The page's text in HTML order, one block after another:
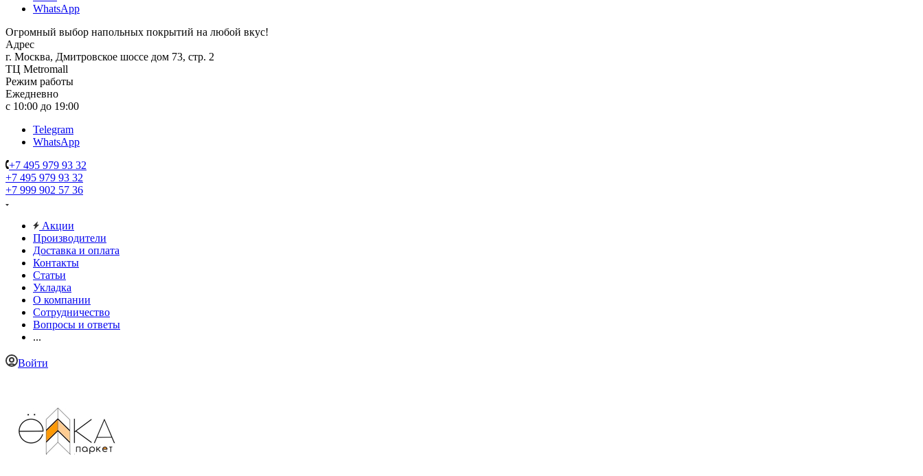
WhatsApp
Огромный выбор напольных покрытий на любой вкус!
Адрес
г. Москва, Дмитровское шоссе дом 73, стр. 2
ТЦ Metromall
Режим работы
Ежедневно
с 10:00 до 19:00
Telegram
WhatsApp
+7 495 979 93 32
+7 495 979 93 32
+7 999 902 57 36
Акции
Производители
Доставка и оплата
Контакты
Статьи
Укладка
О компании
Сотрудничество
Вопросы и ответы
...
Войти